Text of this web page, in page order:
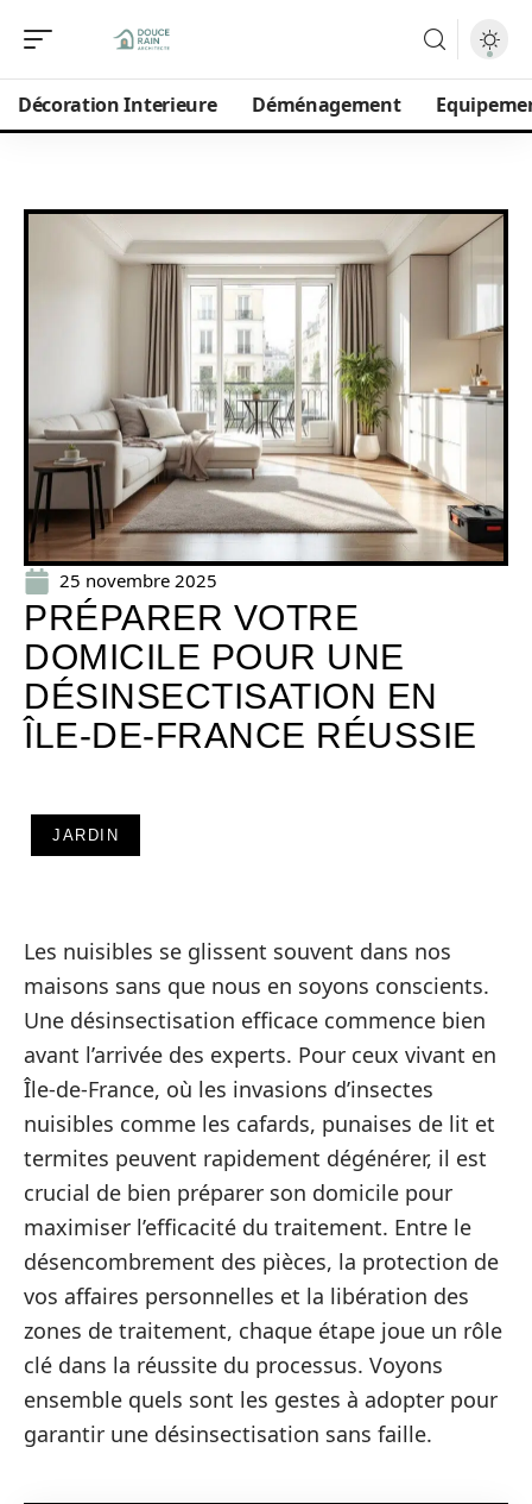
Décoration Interieure Déménagement
25 novembre 2025
PRÉPARER VOTRE
DOMICILE POUR UNE
DÉSINSECTISATION EN
ÎLE-DE-FRANCE RÉUSSIE
JARDIN
Les nuisibles se glissent souvent dans nos
maisons sans que nous en soyons conscients.
Une désinsectisation efficace commence bien
avant l’arrivée des experts. Pour ceux vivant en
Île-de-France, où les invasions d’insectes
nuisibles comme les cafards, punaises de lit et
termites peuvent rapidement dégénérer, il est
crucial de bien préparer son domicile pour
maximiser l’efficacité du traitement. Entre le
désencombrement des pièces, la protection de
vos affaires personnelles et la libération des
zones de traitement, chaque étape joue un rôle
clé dans la réussite du processus. Voyons
ensemble quels sont les gestes à adopter pour
garantir une désinsectisation sans faille.